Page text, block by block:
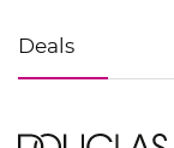
Deals